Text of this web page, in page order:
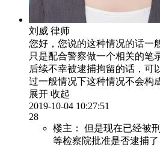
刘威 律师
您好，您说的这种情况的话一
只是配合警察做一个相关的笔
后续不幸被逮捕拘留的话，可
过一般情况下这种情况不会构
展开 收起
2019-10-04 10:27:51
28
楼主：
但是现在已经被
等检察院批准是否逮捕了